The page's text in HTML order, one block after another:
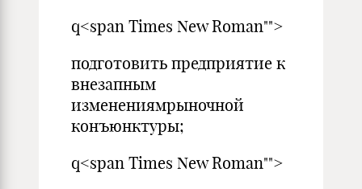
q<span Times New Roman"">
подготовить предприятие к
внезапным
изменениямрыночной
конъюнктуры;
q<span Times New Roman"">